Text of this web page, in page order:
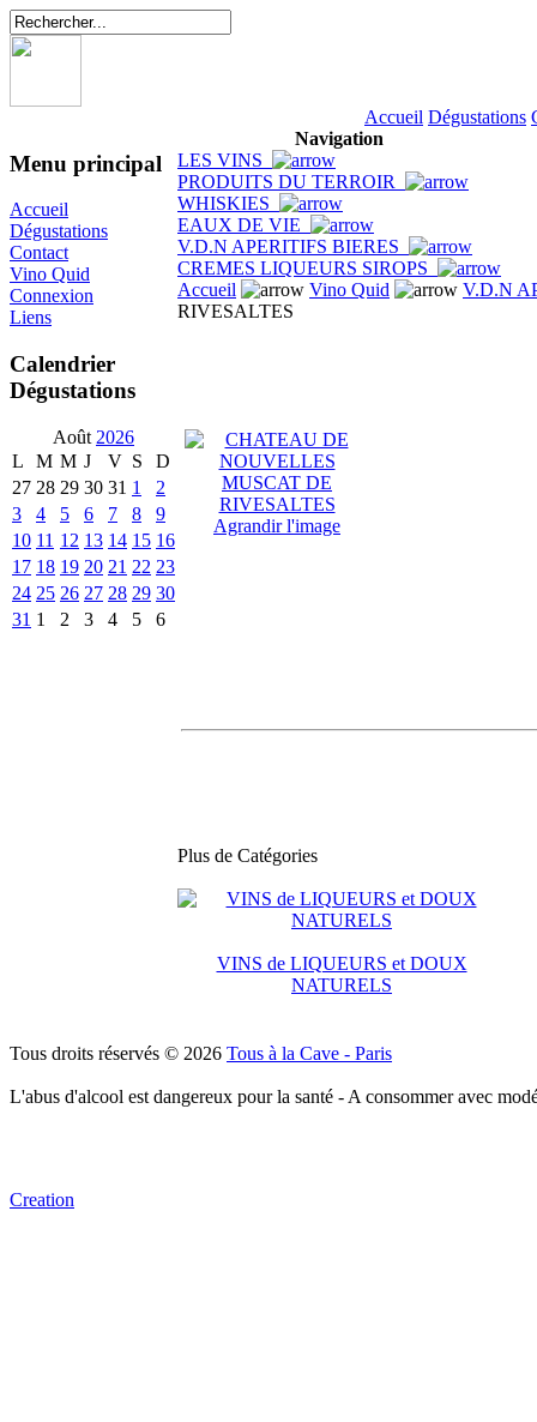
Accueil Dégustations
Menu principal
Accueil
Dégustations
Contact
Vino Quid
Connexion
Liens
Calendrier
Dégustations
Août 2026
L
M M J V S
D
27 28 29 30 31 1
2
3
4 5 6 7 8
9
10 11 12 13 14 15 16
17 18 19 20 21 22 23
24 25 26 27 28 29 30
31 1 2 3 4 5 6
Navigation
LES VINS
PRODUITS DU TERROIR
WHISKIES
EAUX DE VIE
V.D.N APERITIFS BIERES
CREMES LIQUEURS SIROPS
Accueil
Vino Quid
V.D.N
RIVESALTES
Agrandir l'image
Plus de Catégories
VINS de LIQUEURS et DOUX
NATURELS
Tous droits réservés © 2026 Tous à la Cave - Paris
L'abus d'alcool est dangereux pour la santé - A consommer avec
Creation